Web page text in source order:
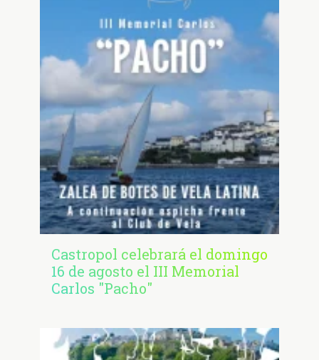
Castropol celebrará el domingo
16 de agosto el III Memorial
Carlos "Pacho"